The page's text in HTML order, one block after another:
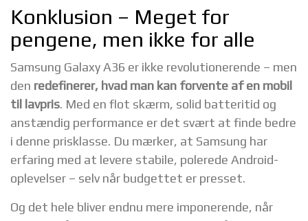
Konklusion – Meget for
pengene, men ikke for alle
Samsung Galaxy A36 er ikke revolutionerende – men
den redefinerer, hvad man kan forvente af en mobil
til lavpris. Med en flot skærm, solid batteritid og
anstændig performance er det svært at finde bedre
i denne prisklasse. Du mærker, at Samsung har
erfaring med at levere stabile, polerede Android-
oplevelser – selv når budgettet er presset.
Og det hele bliver endnu mere imponerende, når